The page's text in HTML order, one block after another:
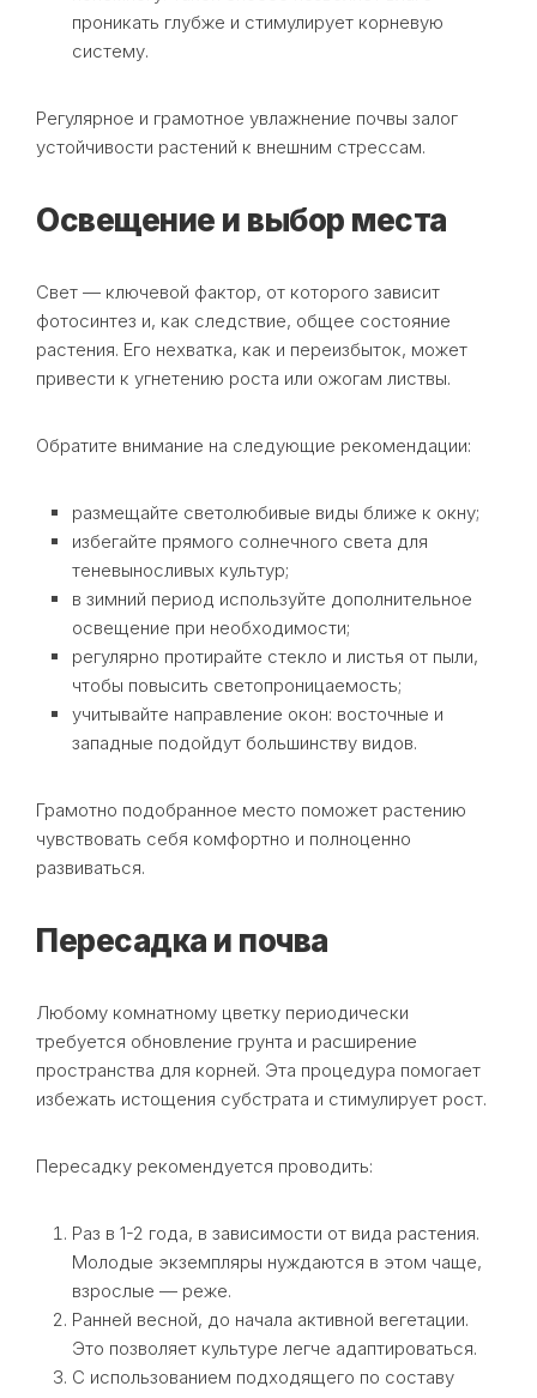
проникать глубже и стимулирует корневую
систему.
Регулярное и грамотное увлажнение почвы залог
устойчивости растений к внешним стрессам.
Освещение и выбор места
Свет — ключевой фактор, от которого зависит
фотосинтез и, как следствие, общее состояние
растения. Его нехватка, как и переизбыток, может
привести к угнетению роста или ожогам листвы.
Обратите внимание на следующие рекомендации:
размещайте светолюбивые виды ближе к окну;
избегайте прямого солнечного света для
теневыносливых культур;
в зимний период используйте дополнительное
освещение при необходимости;
регулярно протирайте стекло и листья от пыли,
чтобы повысить светопроницаемость;
учитывайте направление окон: восточные и
западные подойдут большинству видов.
Грамотно подобранное место поможет растению
чувствовать себя комфортно и полноценно
развиваться.
Пересадка и почва
Любому комнатному цветку периодически
требуется обновление грунта и расширение
пространства для корней. Эта процедура помогает
избежать истощения субстрата и стимулирует рост.
Пересадку рекомендуется проводить:
Раз в 1-2 года, в зависимости от вида растения.
Молодые экземпляры нуждаются в этом чаще,
взрослые — реже.
Ранней весной, до начала активной вегетации.
Это позволяет культуре легче адаптироваться.
С использованием подходящего по составу